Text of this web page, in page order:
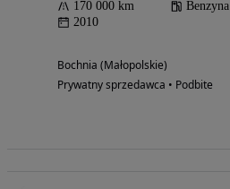
170 000 km Benzyna
2010
Bochnia (Małopolskie)
Prywatny sprzedawca • Podbite